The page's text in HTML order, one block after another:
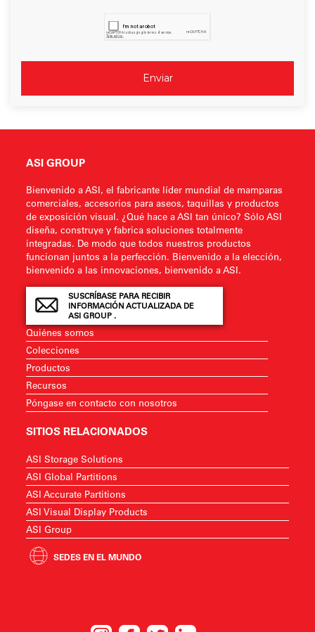
ASI GROUP
Bienvenido a ASI, el fabricante líder mundial de mamparas
comerciales, accesorios para aseos, taquillas y productos
de exposición visual. ¿Qué hace a ASI tan único? Sólo ASI
diseña, construye y fabrica soluciones totalmente
integradas. De modo que todos nuestros productos
funcionan juntos a la perfección. Bienvenido a la elección,
bienvenido a las innovaciones, bienvenido a ASI.
SUSCRÍBASE PARA RECIBIR
INFORMACIÓN ACTUALIZADA DE
ASI GROUP .
Quiénes somos
Colecciones
Productos
Recursos
Póngase en contacto con nosotros
SITIOS RELACIONADOS
ASI Storage Solutions
ASI Global Partitions
ASI Accurate Partitions
ASI Visual Display Products
ASI Group
SEDES EN EL MUNDO